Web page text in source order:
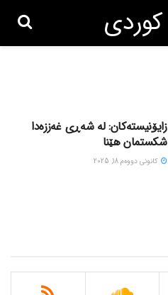
زایۆنیستەکان: لە شەڕی غەززەدا
شکستمان هێنا
كانونی دووه‌م 18, 2025